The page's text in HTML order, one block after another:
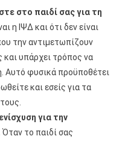
στο παιδί σας για τη
η ΙΨΔ και ότι δεν είναι
την αντιμετωπίζουν
και υπάρχει τρόπος να
Αυτό φυσικά προϋποθέτει
και εσείς για τα
για την
Όταν το παιδί σας